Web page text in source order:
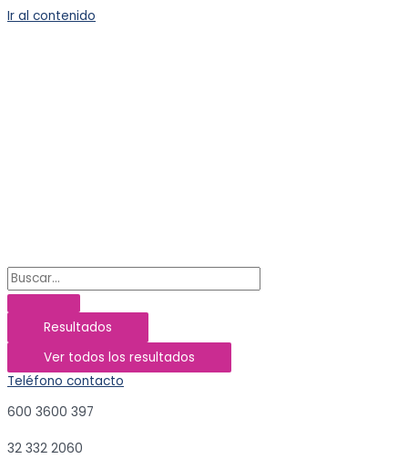
Ir al contenido
Resultados
Ver todos los resultados
Teléfono contacto
600 3600 397
32 332 2060